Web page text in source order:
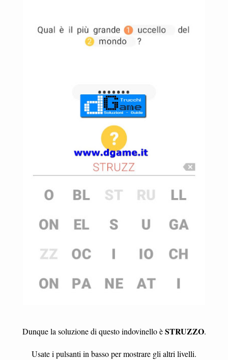
Dunque la soluzione di questo indovinello èSTRUZZO.
Usate i pulsanti in basso per mostrare gli altri livelli.